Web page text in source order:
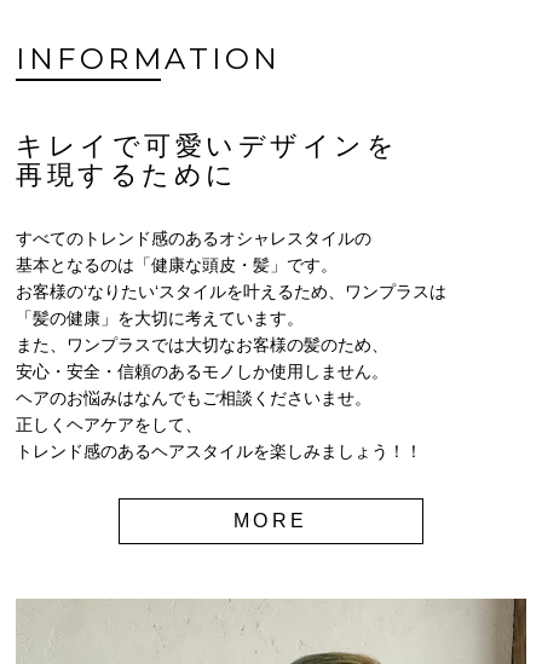
INFORMATION
キレイで可愛いデザインを
再現するために
すべてのトレンド感のあるオシャレスタイルの
基本となるのは「健康な頭皮・髪」です。
お客様の‘なりたい‘スタイルを叶えるため、ワンプラスは
「髪の健康」を大切に考えています。
また、ワンプラスでは大切なお客様の髪のため、
安心・安全・信頼のあるモノしか使用しません。
ヘアのお悩みはなんでもご相談くださいませ。
正しくヘアケアをして、
トレンド感のあるヘアスタイルを楽しみましょう！！
MORE